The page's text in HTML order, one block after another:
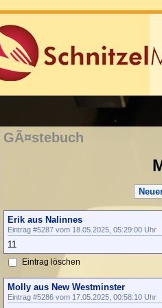
GÃ¤stebuch
Erik aus Nalinnes
Eintrag #5287 vom 18.05.2025, 05:29:00 Uhr
11
Eintrag löschen
Molly aus New Westminster
Eintrag #5286 vom 17.05.2025, 00:58:10 Uhr